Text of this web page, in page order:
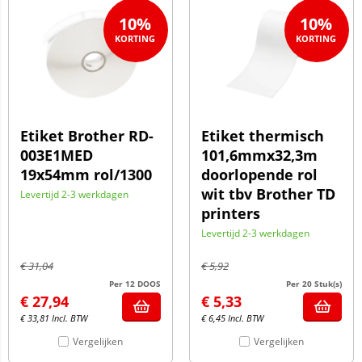
Etiket Brother RD-
003E1MED
19x54mm rol/1300
Levertijd 2-3 werkdagen
€31,04
10%
Per 12 DOOS
€ 27,94
€33,81 Incl. BTW
Vergelijken
Etiket thermisch
101,6mmx32,3m
doorlopende rol
wit tbv Brother TD
printers
Levertijd 2-3 werkdagen
€5,92
10%
Per 20 Stuk(s)
€ 5,33
€6,45 Incl. BTW
Vergelijken